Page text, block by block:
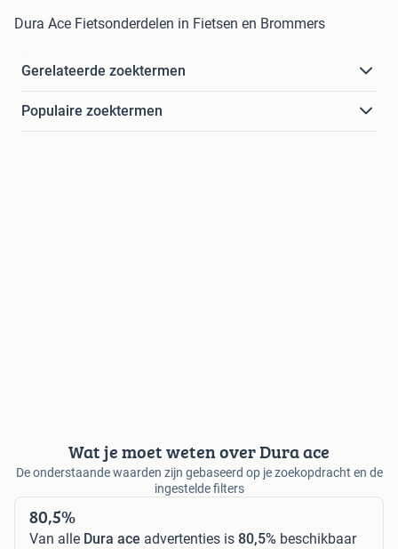
Dura Ace Fietsonderdelen in Fietsen en Brommers
Gerelateerde zoektermen
Populaire zoektermen
Wat je moet weten over Dura ace
De onderstaande waarden zijn gebaseerd op je zoekopdracht en de
ingestelde filters
80,5%
Van alle Dura ace advertenties is 80,5% beschikbaar